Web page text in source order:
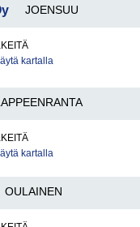
JOENSUU
kartalla
kartalla
OULAINEN